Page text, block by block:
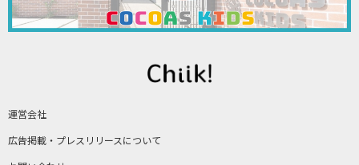
運営会社
広告掲載・プレスリリースについて